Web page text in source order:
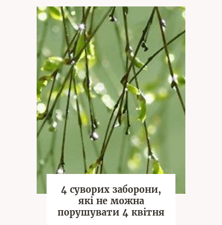
4 суворих заборони,
які не можна
порушувати 4 квітня